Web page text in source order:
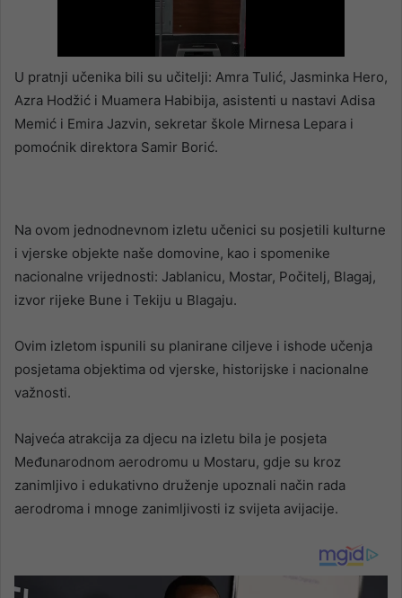
U pratnji učenika bili su učitelji: Amra Tulić, Jasminka Hero,
Azra Hodžić i Muamera Habibija, asistenti u nastavi Adisa
Memić i Emira Jazvin, sekretar škole Mirnesa Lepara i
pomoćnik direktora Samir Borić.
Na ovom jednodnevnom izletu učenici su posjetili kulturne
i vjerske objekte naše domovine, kao i spomenike
nacionalne vrijednosti: Jablanicu, Mostar, Počitelj, Blagaj,
izvor rijeke Bune i Tekiju u Blagaju.
Ovim izletom ispunili su planirane ciljeve i ishode učenja
posjetama objektima od vjerske, historijske i nacionalne
važnosti.
Najveća atrakcija za djecu na izletu bila je posjeta
Međunarodnom aerodromu u Mostaru, gdje su kroz
zanimljivo i edukativno druženje upoznali način rada
aerodroma i mnoge zanimljivosti iz svijeta avijacije.